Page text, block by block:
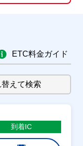
えて検索
ETC料金ガイド
到着IC